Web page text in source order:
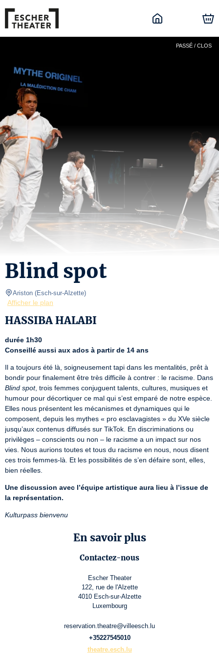
PASSÉ / CLOS
Blind spot
Ariston (Esch-sur-Alzette)
Afficher le plan
HASSIBA HALABI
durée 1h30
Conseillé aussi aux ados à partir de 14 ans
Il a toujours été là, soigneusement tapi dans les mentalités, prêt à
Blind spot, trois femmes conjuguent talents, cultures, musiques et
humour pour décortiquer ce mal qui s’est emparé de notre espèce.
Elles nous présentent les mécanismes et dynamiques qui le
composent, depuis les mythes « pro esclavagistes » du XVe siècle
jusqu’aux contenus diffusés sur TikTok. En discriminations ou
privilèges – conscients ou non – le racisme a un impact sur nos
vies. Nous aurions toutes et tous du racisme en nous, nous disent
ces trois femmes-là. Et les possibilités de s’en défaire sont, elles,
bien réelles.
Une discussion avec l’équipe artistique aura lieu à l’issue de
la représentation.
Kulturpass bienvenu
En savoir plus
Contactez-nous
Escher Theater
122, rue de l'Alzette
4010 Esch-sur-Alzette
Luxembourg
reservation.theatre@villeesch.lu
+35227545010
theatre.esch.lu